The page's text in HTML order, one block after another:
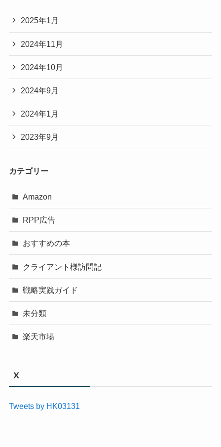
2025年1月
2024年11月
2024年10月
2024年9月
2024年1月
2023年9月
カテゴリー
Amazon
RPP広告
おすすめの本
クライアント様訪問記
戦略実践ガイド
未分類
楽天市場
X
Tweets by HK03131